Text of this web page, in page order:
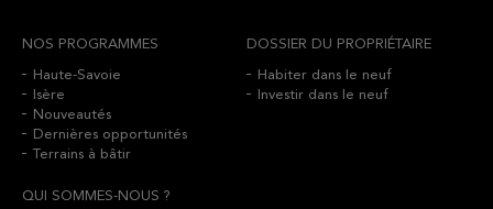
NOS PROGRAMMES
Haute-Savoie
Isère
Nouveautés
Dernières opportunités
Terrains à bâtir
DOSSIER DU PROPRIÉTAIRE
Habiter dans le neuf
Investir dans le neuf
QUI SOMMES-NOUS ?